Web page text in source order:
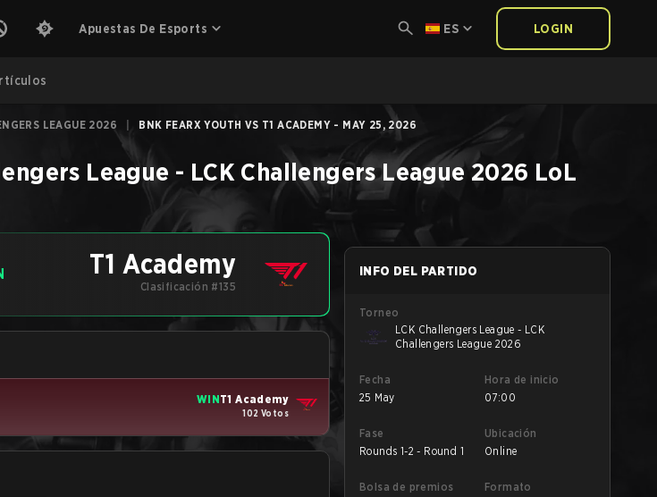
Apuestas De Esports ES LOGIN
LEAGUE 2026 BNK FEARX YOUTH VS T1 ACADEMY - MAY 25, 2026
League - LCK Challengers League 2026 LoL
T1 Academy
Clasificación #135
WINT1 Academy
102 Votos
INFO DEL PARTIDO
Torneo
LCK Challengers League - LCK
Challengers League 2026
Fecha
25 May
Hora de inicio
07:00
Fase
Rounds 1-2 - Round 1
Ubicación
Online
Bolsa de premios
Formato